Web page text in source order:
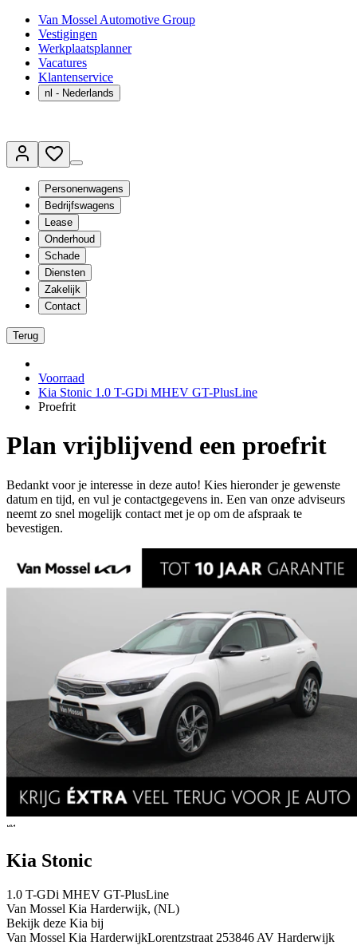
Van Mossel Automotive Group
Vestigingen
Werkplaatsplanner
Vacatures
Klantenservice
nl - Nederlands
Personenwagens
Bedrijfswagens
Lease
Onderhoud
Schade
Diensten
Zakelijk
Contact
Terug
Voorraad
Kia Stonic 1.0 T-GDi MHEV GT-PlusLine
Proefrit
Plan vrijblijvend een proefrit
Bedankt voor je interesse in deze auto! Kies hieronder je gewenste
datum en tijd, en vul je contactgegevens in. Een van onze adviseurs
neemt zo snel mogelijk contact met je op om de afspraak te
bevestigen.
Kia Stonic
1.0 T-GDi MHEV GT-PlusLine
Van Mossel Kia Harderwijk, (NL)
Bekijk deze Kia bij
Van Mossel Kia HarderwijkLorentzstraat 253846 AV Harderwijk